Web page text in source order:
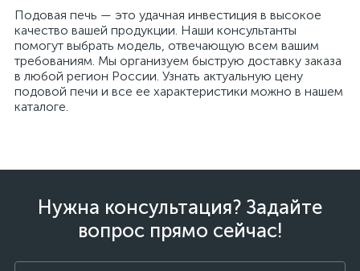
Подовая печь — это удачная инвестиция в высокое
качество вашей продукции. Наши консультанты
помогут выбрать модель, отвечающую всем вашим
требованиям. Мы организуем быструю доставку заказа
в любой регион России. Узнать актуальную цену
подовой печи и все ее характеристики можно в нашем
каталоге.
Нужна консультация? Задайте
вопрос прямо сейчас!